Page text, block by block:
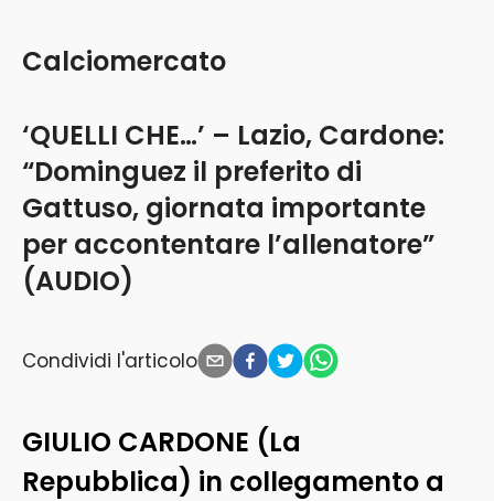
‘QUELLI CHE…’ – Lazio, Cardone:
“Dominguez il preferito di
Gattuso, giornata importante
per accontentare l’allenatore”
(AUDIO)
Calciomercato
Condividi l'articolo
GIULIO CARDONE (La
Repubblica) in collegamento a